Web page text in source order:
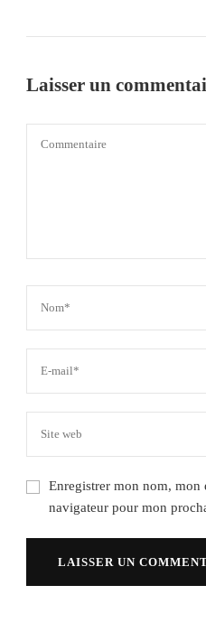
Laisser un
Enregistrer mon nom, mon
navigateur pour mon